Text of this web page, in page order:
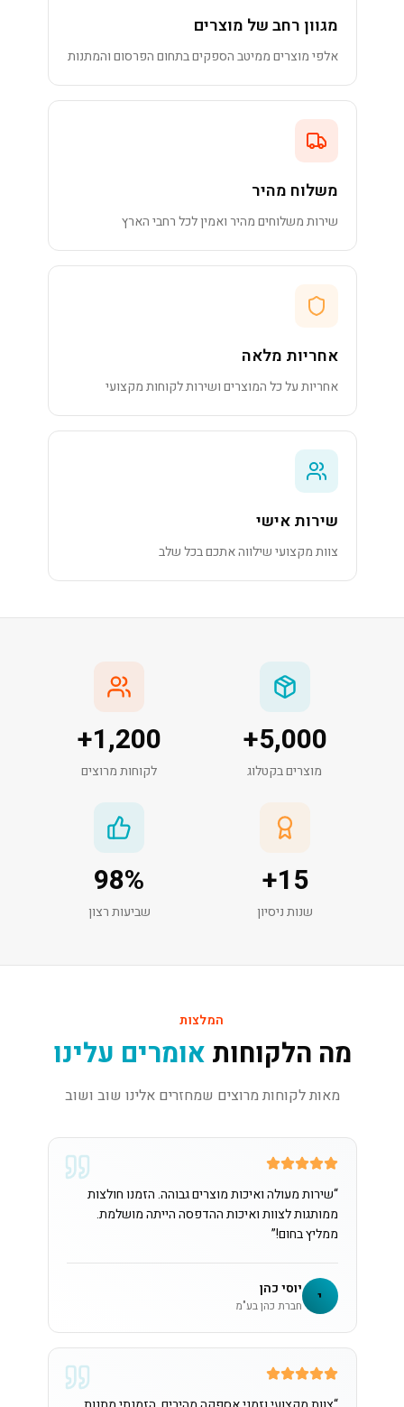
מגוון רחב של מוצרים
אלפי מוצרים ממיטב הספקים בתחום הפרסום והמתנות
משלוח מהיר
שירות משלוחים מהיר ואמין לכל רחבי הארץ
אחריות מלאה
אחריות על כל המוצרים ושירות לקוחות מקצועי
שירות אישי
צוות מקצועי שילווה אתכם בכל שלב
5,000
+
מוצרים בקטלוג
1,200
+
לקוחות מרוצים
15
+
שנות ניסיון
98%
שביעות רצון
המלצות
מה הלקוחות אומרים עלינו
מאות לקוחות מרוצים שמחזרים אלינו שוב ושוב
“שירות מעולה ואיכות מוצרים גבוהה. הזמנו חולצות
ממותגות לצוות ואיכות ההדפסה הייתה מושלמת.
ממליץ בחום!”
י יוסי כהן
חברת כהן בע"מ